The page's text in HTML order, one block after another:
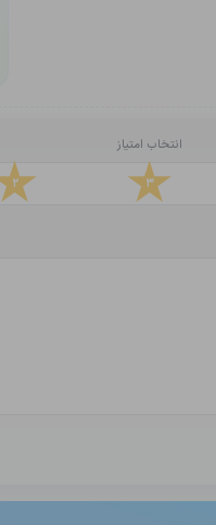
انتخاب امتیاز
2 3